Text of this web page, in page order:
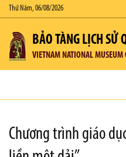
Thứ Năm, 06/08/2026
BẢO TÀNG LỊCH SỬ
VIETNAM NATIONAL MUSEUM
Chương trình giáo